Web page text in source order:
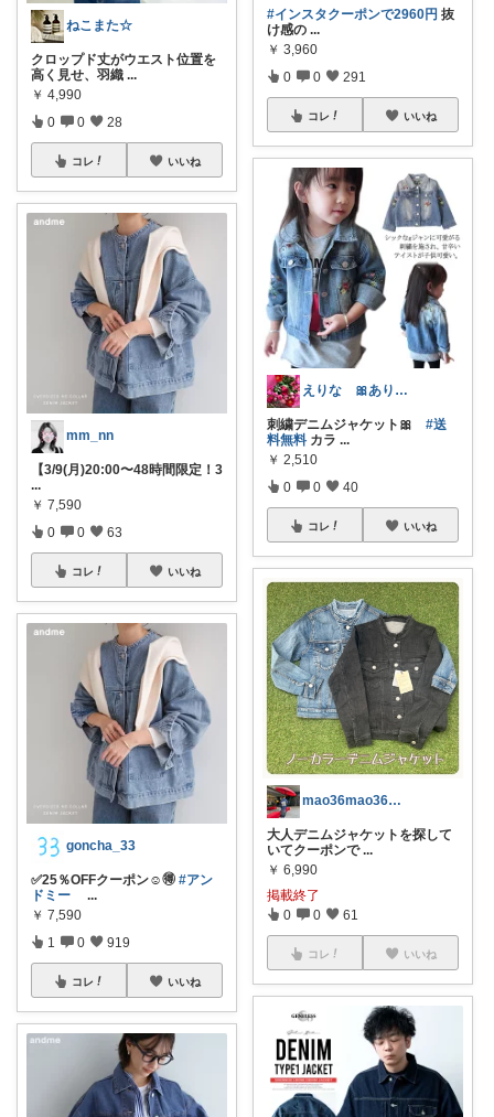
ねこまた☆
クロップド丈がウエスト位置を
高く見せ、羽織 ...
￥ 4,990
0 0 28
コレ いいね
mm_nn
【3/9(月)20:00〜48時間限定！3
...
￥ 7,590
0 0 63
コレ いいね
goncha_33
✅25％OFFクーポン☺🉐 #アン
ドミー
...
￥ 7,590
1 0 919
コレ いいね
#インスタクーポンで2960円 抜
け感の ...
￥ 3,960
0 0 291
コレ いいね
えりな 🎀ありがとうございます🎀🙇
刺繍デニムジャケット🎀 #送
料無料 カラ ...
￥ 2,510
0 0 40
コレ いいね
mao36mao36＊経由購入感謝です✨
大人デニムジャケットを探して
いてクーポンで ...
￥ 6,990
掲載終了
0 0 61
コレ いいね